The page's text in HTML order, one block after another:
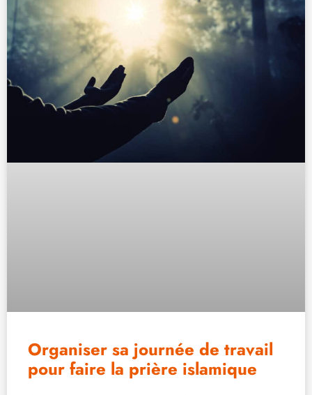
Organiser sa journée de travail
pour faire la prière islamique